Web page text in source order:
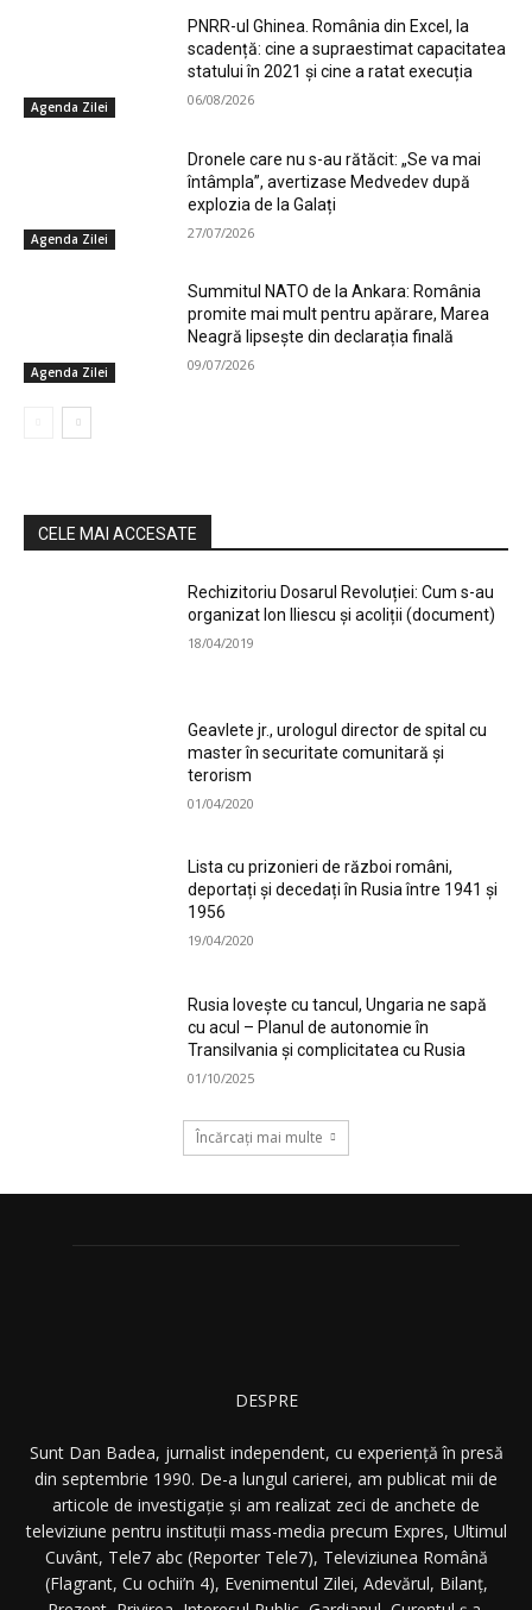
Agenda Zilei
PNRR-ul Ghinea. România din Excel, la
scadență: cine a supraestimat capacitatea
statului în 2021 și cine a ratat execuția
06/08/2026
Agenda Zilei
Dronele care nu s-au rătăcit: „Se va mai
întâmpla”, avertizase Medvedev după
explozia de la Galați
27/07/2026
Agenda Zilei
Summitul NATO de la Ankara: România
promite mai mult pentru apărare, Marea
Neagră lipsește din declarația finală
09/07/2026
CELE MAI ACCESATE
Rechizitoriu Dosarul Revoluției: Cum s-au
organizat Ion Iliescu și acoliții (document)
18/04/2019
Geavlete jr., urologul director de spital cu
master în securitate comunitară și
terorism
01/04/2020
Lista cu prizonieri de război români,
deportați și decedați în Rusia între 1941 și
1956
19/04/2020
Rusia lovește cu tancul, Ungaria ne sapă
cu acul – Planul de autonomie în
Transilvania și complicitatea cu Rusia
01/10/2025
Încărcați mai multe
DESPRE
Sunt Dan Badea, jurnalist independent, cu experiență în presă
din septembrie 1990. De-a lungul carierei, am publicat mii de
articole de investigație și am realizat zeci de anchete de
televiziune pentru instituții mass-media precum Expres, Ultimul
Cuvânt, Tele7 abc (Reporter Tele7), Televiziunea Română
(Flagrant, Cu ochii’n 4), Evenimentul Zilei, Adevărul, Bilanț,